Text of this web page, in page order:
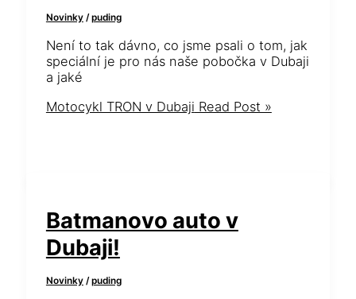
Novinky/puding
Není to tak dávno, co jsme psali o tom, jak
speciální je pro nás naše pobočka v Dubaji
a jaké
Motocykl TRON v Dubaji Read Post »
Batmanovo auto v
Dubaji!
Novinky/puding